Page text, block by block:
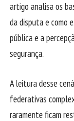
artigo analisa os
da disputa e como
pública e a
segurança.
A leitura desse
federativas
raramente ficam